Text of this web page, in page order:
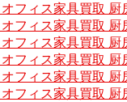
フィス家具買取 厨
フィス家具買取 厨
フィス家具買取 厨
フィス家具買取 厨
フィス家具買取 厨
フィス家具買取 厨